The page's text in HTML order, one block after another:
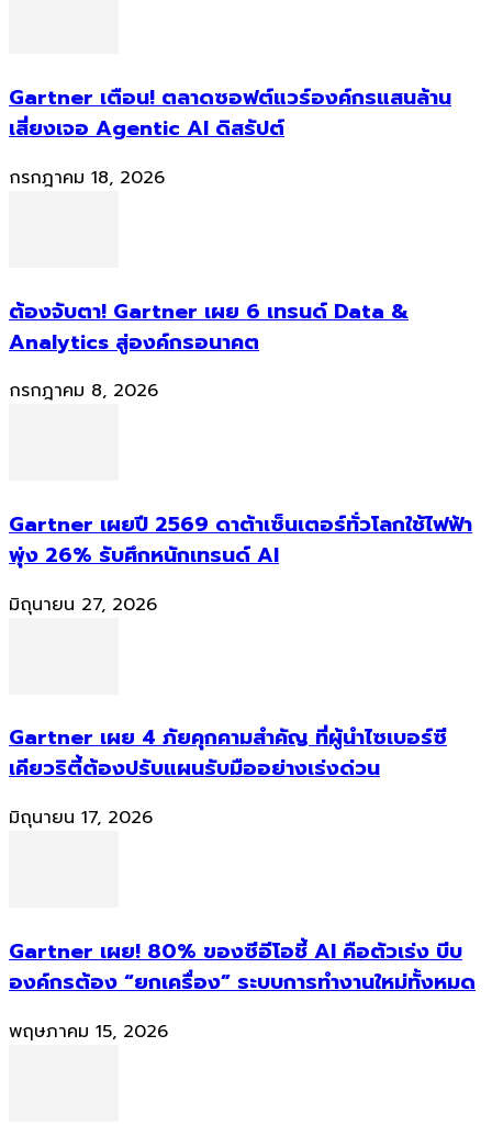
Gartner เตือน! ตลาดซอฟต์แวร์องค์กรแสนล้าน
เสี่ยงเจอ Agentic AI ดิสรัปต์
กรกฎาคม 18, 2026
ต้องจับตา! Gartner เผย 6 เทรนด์ Data &
Analytics สู่องค์กรอนาคต
กรกฎาคม 8, 2026
Gartner เผยปี 2569 ดาต้าเซ็นเตอร์ทั่วโลกใช้ไฟฟ้า
พุ่ง 26% รับศึกหนักเทรนด์ AI
มิถุนายน 27, 2026
Gartner เผย 4 ภัยคุกคามสำคัญ ที่ผู้นำไซเบอร์ซี
เคียวริตี้ต้องปรับแผนรับมืออย่างเร่งด่วน
มิถุนายน 17, 2026
Gartner เผย! 80% ของซีอีโอชี้ AI คือตัวเร่ง บีบ
องค์กรต้อง “ยกเครื่อง” ระบบการทำงานใหม่ทั้งหมด
พฤษภาคม 15, 2026